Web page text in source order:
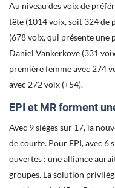
Au niveau des voix de
tête (1014 voix, soit 324 de
(678 voix, qui présente une
Daniel Vankerkove (331
première femme avec 274
avec 272 voix (+54).
EPI et MR forment
Avec 9 sièges sur 17, la
de courte. Pour EPI, avec 6
ouvertes : une alliance
groupes. La solution